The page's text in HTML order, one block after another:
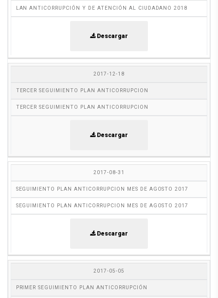
LAN ANTICORRUPCIÓN Y DE ATENCIÓN AL CIUDADANO 2018
Descargar
2017-12-18
TERCER SEGUIMIENTO PLAN ANTICORRUPCION
TERCER SEGUIMIENTO PLAN ANTICORRUPCION
Descargar
2017-08-31
SEGUIMIENTO PLAN ANTICORRUPCION MES DE AGOSTO 2017
SEGUIMIENTO PLAN ANTICORRUPCION MES DE AGOSTO 2017
Descargar
2017-05-05
PRIMER SEGUIMIENTO PLAN ANTICORRUPCIÓN